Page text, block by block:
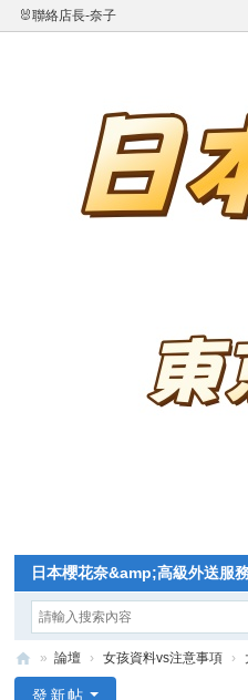
🐰聯絡店長-奈子
日本櫻花奈&amp;高級外送服
» 論壇 › 女孩資料vs注意事項 ›
發新帖